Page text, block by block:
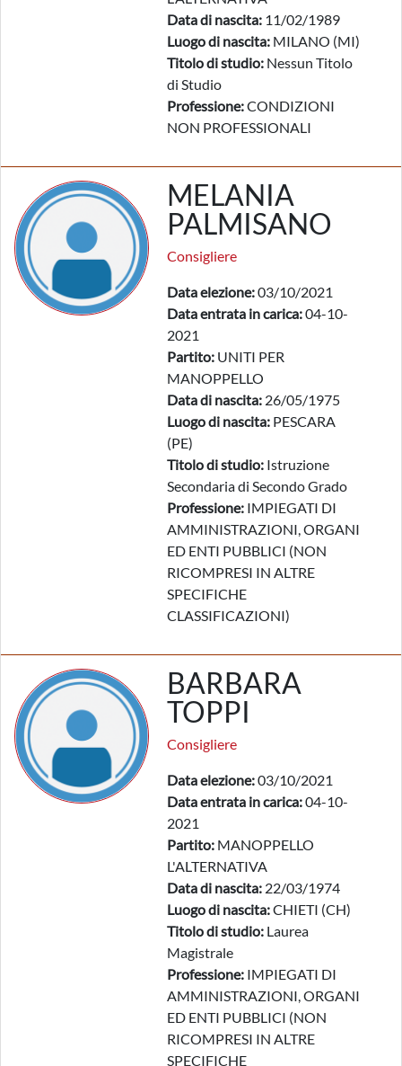
Data di nascita: 11/02/1989
Luogo di nascita: MILANO (MI)
Titolo di studio: Nessun Titolo
di Studio
Professione:CONDIZIONI
NON PROFESSIONALI
MELANIA
PALMISANO
Consigliere
Data elezione:03/10/2021
Data entrata in carica:04-10-
2021
Partito: UNITI PER
MANOPPELLO
Data di nascita: 26/05/1975
Luogo di nascita: PESCARA
(PE)
Titolo di studio: Istruzione
Secondaria di Secondo Grado
Professione: IMPIEGATI DI
AMMINISTRAZIONI, ORGANI
ED ENTI PUBBLICI (NON
RICOMPRESI IN ALTRE
SPECIFICHE
CLASSIFICAZIONI)
BARBARA
TOPPI
Consigliere
Data elezione:03/10/2021
Data entrata in carica:04-10-
2021
Partito: MANOPPELLO
L'ALTERNATIVA
Data di nascita: 22/03/1974
Luogo di nascita:CHIETI (CH)
Titolo di studio: Laurea
Magistrale
Professione: IMPIEGATI DI
AMMINISTRAZIONI, ORGANI
ED ENTI PUBBLICI (NON
RICOMPRESI IN ALTRE
SPECIFICHE